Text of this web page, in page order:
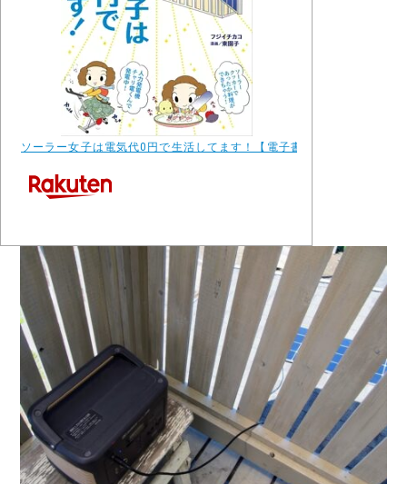
ソーラー女子は電気代0円で生活してます！【電子書籍】[ フジイチカ